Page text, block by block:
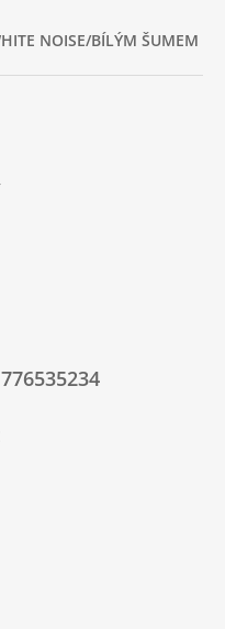
NOISE/BÍLÝM ŠUMEM